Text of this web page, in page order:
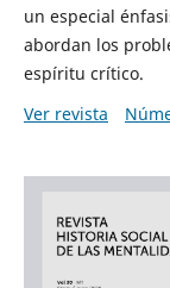
un especial
abordan los
espíritu crítico.
Ver revista